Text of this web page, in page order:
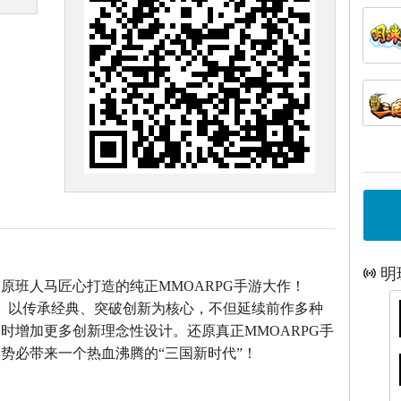
班人马匠心打造的纯正MMOARPG手游大作！
以传承经典、突破创新为核心，不但延续前作多种
增加更多创新理念性设计。还原真正MMOARPG手
必带来一个热血沸腾的“三国新时代”！
明